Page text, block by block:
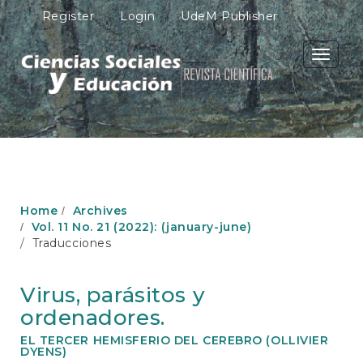
M
a
i
n
N
a
v
i
g
n
M
C
o
t
Register Login UdeM Publisher
Toggle
Home
Archives
Vol. 11 No. 21 (2022): (january-june)
Traducciones
Virus, parásitos y
ordenadores.
EL TERCER HEMISFERIO DEL CEREBRO (OLLIVIER
DYENS)